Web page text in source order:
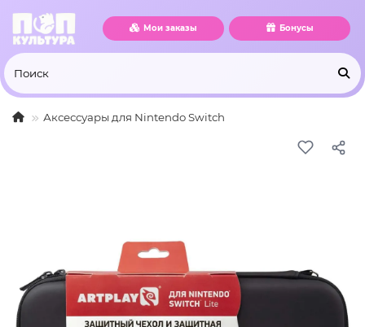
Мои заказы Бонусы
Аксессуары для Nintendo Switch